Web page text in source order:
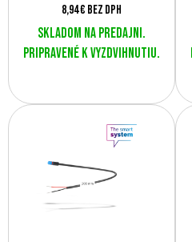
8,94 € bez DPH
Skladom na predajni.
Pripravené k vyzdvihnutiu.